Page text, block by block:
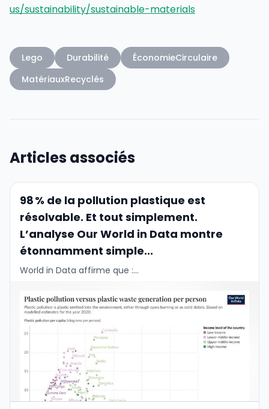
us/sustainability/sustainable-materials
Lego Durabilité
ÉconomieCirculaire
MatériauxRecyclés
Articles associés
98 % de la pollution plastique est
résolvable. Et tout simplement.
L’analyse Our World in Data montre
étonnamment simple...
World in Data affirme que :...